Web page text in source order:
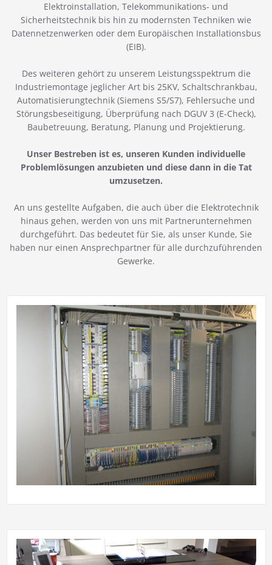
Elektroinstallation, Telekommunikations- und
Sicherheitstechnik bis hin zu modernsten Techniken wie
Datennetzenwerken oder dem Europäischen Installationsbus
(EIB).
Des weiteren gehört zu unserem Leistungsspektrum die
Industriemontage jeglicher Art bis 25KV, Schaltschrankbau,
Automatisierungtechnik (Siemens S5/S7), Fehlersuche und
Störungsbeseitigung, Überprüfung nach DGUV 3 (E-Check),
Baubetreuung, Beratung, Planung und Projektierung.
Unser Bestreben ist es, unseren Kunden individuelle
Problemlösungen anzubieten und diese dann in die Tat
umzusetzen.
An uns gestellte Aufgaben, die auch über die Elektrotechnik
hinaus gehen, werden von uns mit Partnerunternehmen
durchgeführt. Das bedeutet für Sie, als unser Kunde, Sie
haben nur einen Ansprechpartner für alle durchzuführenden
Gewerke.